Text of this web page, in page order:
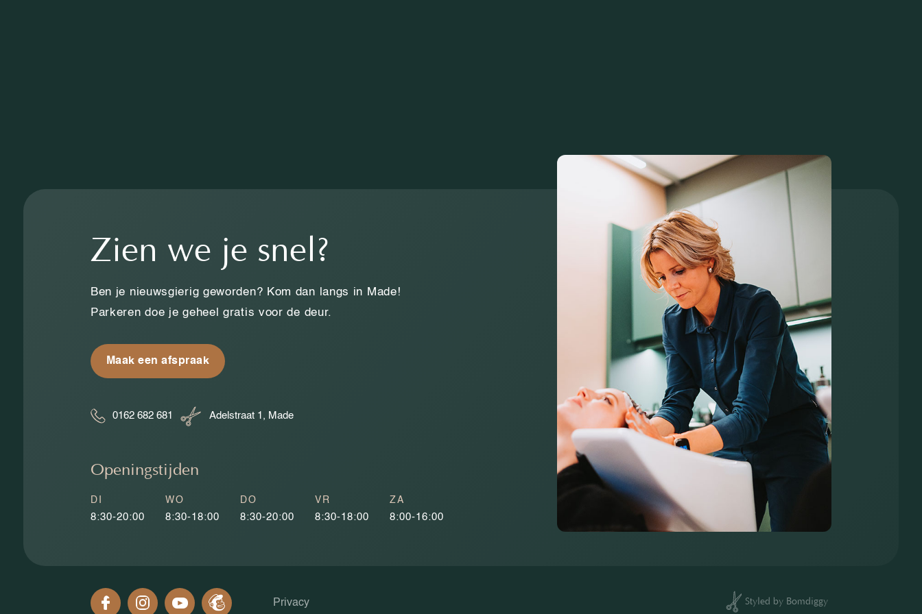
Zien we je snel?
Ben je nieuwsgierig geworden? Kom dan langs in Made!
Parkeren doe je geheel gratis voor de deur.
Maak een afspraak
0162 682 681 Adelstraat 1, Made
Openingstijden
DI
8:30-20:00
WO
8:30-18:00
DO
8:30-20:00
VR
8:30-18:00
ZA
8:00-16:00
Privacy Styled by Bomdiggy